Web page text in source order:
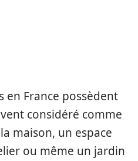
en France possèdent
considéré comme
maison, un espace
ou même un jardin